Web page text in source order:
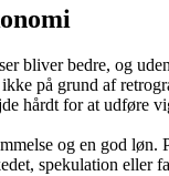
bliver bedre, og
på grund af
hårdt for at udføre
og en god
spekulation eller